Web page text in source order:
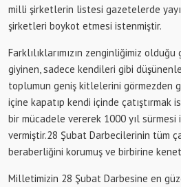
milli şirketlerin listesi gazetelerde
şirketleri boykot etmesi istenmiştir.
Farklılıklarımızın zenginliğimiz
giyinen, sadece kendileri gibi
toplumun geniş kitlelerini görmezden
içine kapatıp kendi içinde çatıştırmak
bir mücadele vererek 1000 yıl
vermiştir.28 Şubat Darbecilerinin tüm
beraberliğini korumuş ve birbirine
Milletimizin 28 Şubat Darbesine en